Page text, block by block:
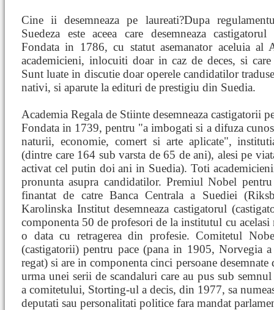
Cine ii desemneaza pe laureati?Dupa
Suedeza este aceea care desemneaza
Fondata in 1786, cu statut asemanator aceluia al
academicieni, inlocuiti doar in caz de deces, si
Sunt luate in discutie doar operele candidatilor
nativi, si aparute la edituri de prestigiu din Suedia.
Academia Regala de Stiinte desemneaza castigatorii
Fondata in 1739, pentru "a imbogati si a difuza
naturii, economie, comert si arte aplicate",
(dintre care 164 sub varsta de 65 de ani), alesi pe
activat cel putin doi ani in Suedia). Toti
pronunta asupra candidatilor. Premiul Nobel
finantat de catre Banca Centrala a Suediei
Karolinska Institut desemneaza castigatorul
componenta 50 de profesori de la institutul cu acelasi
o data cu retragerea din profesie. Comitetul
(castigatorii) pentru pace (pana in 1905, Norvegia
regat) si are in componenta cinci persoane
urma unei serii de scandaluri care au pus sub
a comitetului, Storting-ul a decis, din 1977, sa
deputati sau personalitati politice fara mandat